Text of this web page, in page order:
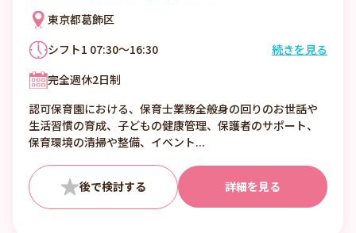
東京都葛飾区
シフト1 07:30～16:30
シフト3 09:00～18:00
その他時間帯もございますので詳しくはお問
い合わせください。
続きを見る
完全週休2日制
認可保育園における、保育士業務全般身の回りのお世話や
生活習慣の育成、子どもの健康管理、保護者のサポート、
保育環境の清掃や整備、イベント...
詳細を見る